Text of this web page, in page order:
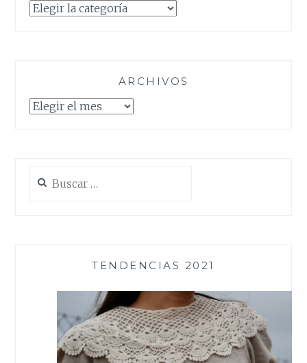
Categorías
ARCHIVOS
Archivos
TENDENCIAS 2021